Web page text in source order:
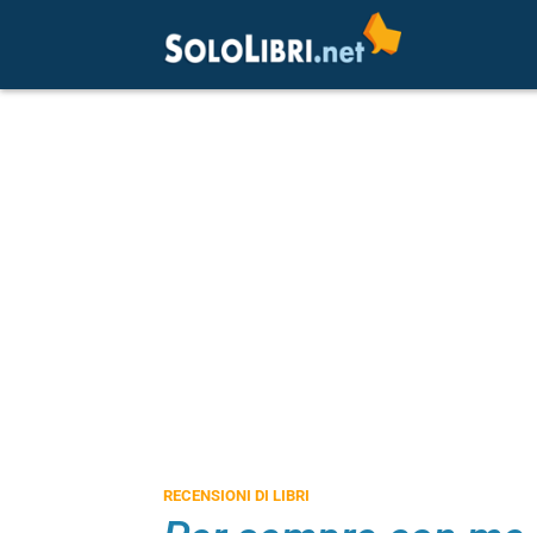
RECENSIONI DI LIBRI